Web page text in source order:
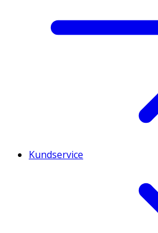
Kundservice